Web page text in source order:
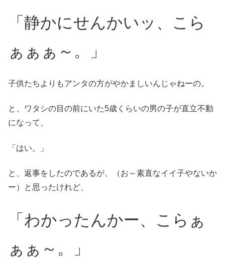
「静かにせんかいッ、こら
ぁぁぁ～。」
子供たちよりもアンタの方がやかましいんじゃねーの。
と、ワタシの目の前にいた5歳くらいの男の子が直立不動
になって、
「はい。」
と、返事をしたのであるが、（お～素直なイイ子やないか
ー）と思ったけれど、
「わかったんかー、こらぁ
ぁぁ～。」